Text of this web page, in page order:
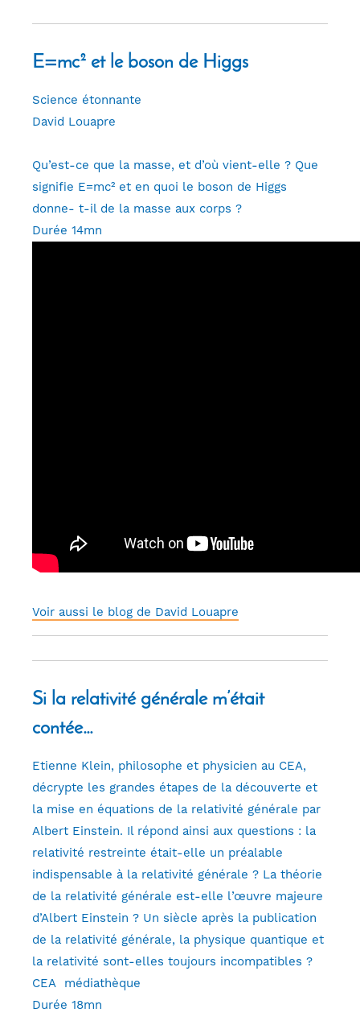
E=mc² et le boson de Higgs
Science étonnante
David Louapre
Qu’est-ce que la masse, et d’où vient-elle ? Que
signifie E=mc² et en quoi le boson de Higgs
donne- t-il de la masse aux corps ?
Durée 14mn
Voir aussi le blog de David Louapre
Si la relativité générale m’était
contée…
Etienne Klein, philosophe et physicien au CEA,
décrypte les grandes étapes de la découverte et
la mise en équations de la relativité générale par
Albert Einstein. Il répond ainsi aux questions : la
relativité restreinte était-elle un préalable
indispensable à la relativité générale ? La théorie
de la relativité générale est-elle l’œuvre majeure
d’Albert Einstein ? Un siècle après la publication
de la relativité générale, la physique quantique et
la relativité sont-elles toujours incompatibles ?
CEA médiathèque
Durée 18mn